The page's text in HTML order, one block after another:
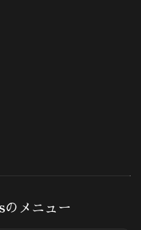
メニュー